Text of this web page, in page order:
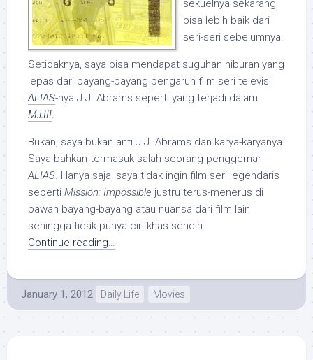
sekuelnya sekarang
bisa lebih baik dari
seri-seri sebelumnya.
Setidaknya, saya bisa mendapat suguhan hiburan yang
lepas dari bayang-bayang pengaruh film seri televisi
ALIAS-nya J.J. Abrams seperti yang terjadi dalam
M:i:III.
Bukan, saya bukan anti J.J. Abrams dan karya-karyanya.
Saya bahkan termasuk salah seorang penggemar
ALIAS. Hanya saja, saya tidak ingin film seri legendaris
seperti Mission: Impossible justru terus-menerus di
bawah bayang-bayang atau nuansa dari film lain
sehingga tidak punya ciri khas sendiri.
Continue reading…
January 1, 2012 Daily Life Movies